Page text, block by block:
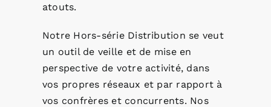
atouts.
Notre Hors-série Distribution se veut
un outil de veille et de mise en
perspective de votre activité, dans
vos propres réseaux et par rapport à
vos confrères et concurrents. Nos